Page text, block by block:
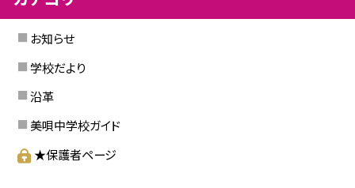
お知らせ
学校だより
沿革
美唄中学校ガイド
★保護者ページ